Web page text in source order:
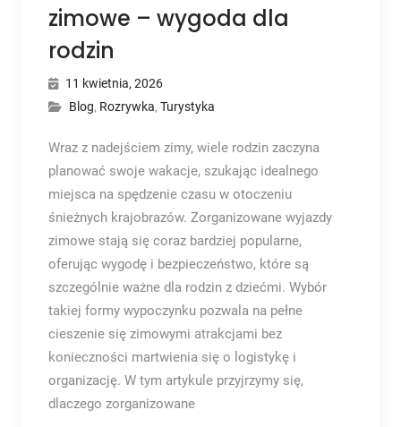
zimowe – wygoda dla
rodzin
11 kwietnia, 2026
Blog, Rozrywka, Turystyka
Wraz z nadejściem zimy, wiele rodzin zaczyna
planować swoje wakacje, szukając idealnego
miejsca na spędzenie czasu w otoczeniu
śnieżnych krajobrazów. Zorganizowane wyjazdy
zimowe stają się coraz bardziej popularne,
oferując wygodę i bezpieczeństwo, które są
szczególnie ważne dla rodzin z dziećmi. Wybór
takiej formy wypoczynku pozwala na pełne
cieszenie się zimowymi atrakcjami bez
konieczności martwienia się o logistykę i
organizację. W tym artykule przyjrzymy się,
dlaczego zorganizowane